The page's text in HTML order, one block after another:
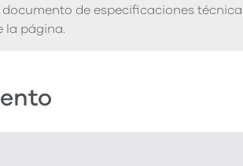
de especificaciones
la página.